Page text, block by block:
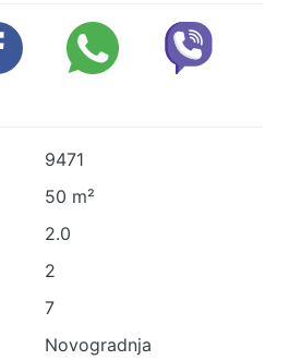
9471
50 m²
2.0
2
7
Novogradnja